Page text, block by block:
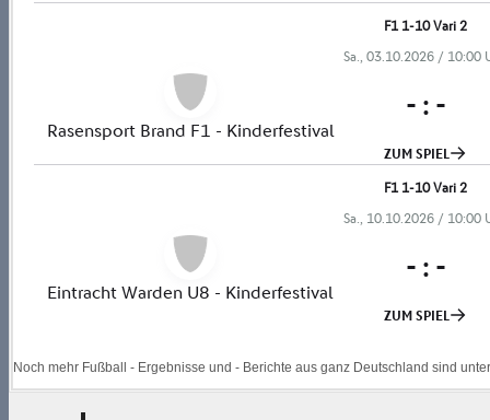
Noch mehr Fußball - Ergebnisse und - Berichte aus ganz Deutschland sind